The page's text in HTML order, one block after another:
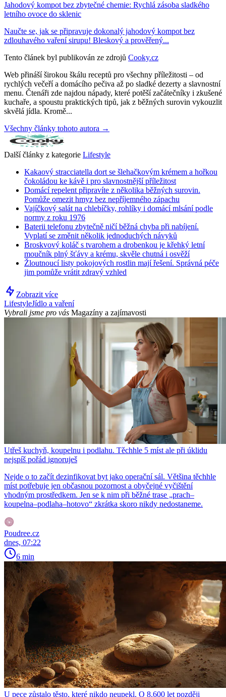
Jahodový kompot bez zbytečné chemie: Rychlá zásoba sladkého
letního ovoce do sklenic
Naučte se, jak se připravuje dokonalý jahodový kompot bez
zdlouhavého vaření sirupu! Bleskový a prověřený...
Tento článek byl publikován ze zdrojů Cooky.cz
Web přináší širokou škálu receptů pro všechny příležitosti – od
rychlých večeří a domácího pečiva až po sladké dezerty a slavnostní
menu. Čtenáři zde najdou nápady, které potěší začátečníky i zkušené
kuchaře, a spoustu praktických tipů, jak z běžných surovin vykouzlit
skvělá jídla. Kromě...
Všechny články tohoto autora →
Další články z kategorie Lifestyle
Kakaový stracciatella dort se šlehačkovým krémem a hořkou
čokoládou ke kávě i pro slavnostnější příležitost
Domácí repelent připravíte z několika běžných surovin.
Pomůže omezit hmyz bez nepříjemného zápachu
Vajíčkový salát na chlebíčky, rohlíky i domácí mlsání podle
normy z roku 1976
Baterii telefonu zbytečně ničí běžná chyba při nabíjení.
Vyplatí se změnit několik jednoduchých návyků
Broskvový koláč s tvarohem a drobenkou je křehký letní
moučník plný šťávy a krému, skvěle chutná i osvěží
Žloutnoucí listy pokojových rostlin mají řešení. Správná péče
jim pomůže vrátit zdravý vzhled
Zobrazit více
LifestyleJídlo a vaření
Vybrali jsme pro vás Magazíny a zajímavosti
Utřeš kuchyň, koupelnu i podlahu. Těchhle 5 míst ale při úklidu
nejspíš pořád ignoruješ
Nejde o to začít dezinfikovat byt jako operační sál. Většina těchhle
míst potřebuje jen občasnou pozornost a obyčejné vyčištění
vhodným prostředkem. Jen se k nim při běžné trase „prach–
koupelna–podlaha–hotovo“ zkrátka skoro nikdy nedostaneme.
Poudree.cz
dnes, 07:22
6 min
U pece zůstalo těsto, které nikdo neupekl. O 8.600 let později